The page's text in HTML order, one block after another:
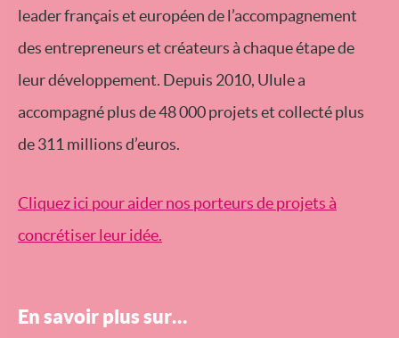
leader français et européen de l’accompagnement
des entrepreneurs et créateurs à chaque étape de
leur développement. Depuis 2010, Ulule a
accompagné plus de 48 000 projets et collecté plus
de 311 millions d’euros.
Cliquez ici pour aider nos porteurs de projets à
concrétiser leur idée.
En savoir plus sur…